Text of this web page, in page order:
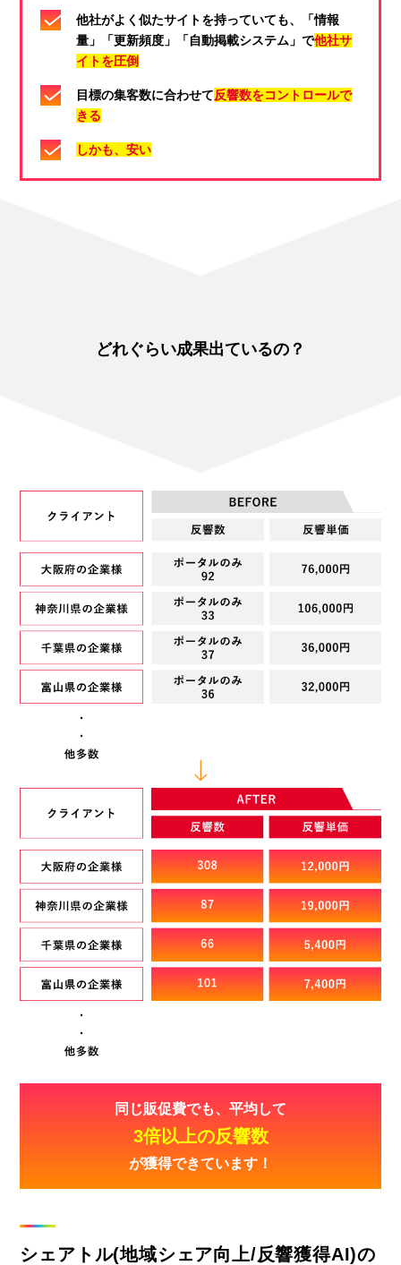
他社がよく似たサイトを持っていても、「情報
量」「更新頻度」「自動掲載システム」で他社サ
イトを圧倒
目標の集客数に合わせて反響数をコントロールで
きる​
しかも、安い
どれぐらい成果出ているの？
同じ販促費でも、平均して
3倍以上の反響数
が獲得できています！​
シェアトル(地域シェア向上/反響獲得AI)の